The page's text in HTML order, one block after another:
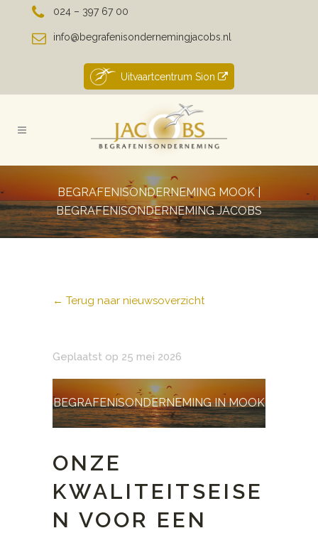
024 – 397 67 00
info@begrafenisondernemingjacobs.nl
Uitvaartcentrum Sion
BEGRAFENISONDERNEMING MOOK |
BEGRAFENISONDERNEMING JACOBS
← Terug naar nieuwsoverzicht
Geplaatst op 25 mei 2026
BEGRAFENISONDERNEMING IN MOOK
ONZE
KWALITEITSEISE
N VOOR EEN